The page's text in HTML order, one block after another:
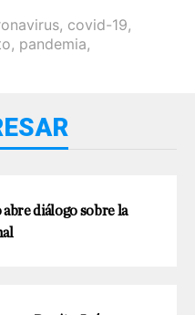
, covid-19,
, pandemia,
diálogo sobre la